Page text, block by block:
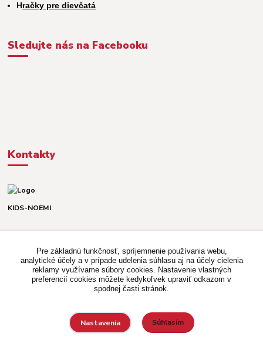
Hračky pre dievčatá
Sledujte nás na Facebooku
Kontakty
KIDS-NOEMI
(Po-Pia, 8-16 hod.)
kidsnoemi.shop@gmail.com
Pre základnú funkčnosť, spríjemnenie používania webu,
analytické účely a v prípade udelenia súhlasu aj na účely cielenia
reklamy využívame súbory cookies. Nastavenie vlastných
preferencií cookies môžete kedykoľvek upraviť odkazom v
spodnej časti stránok.
Nastavenia Súhlasím